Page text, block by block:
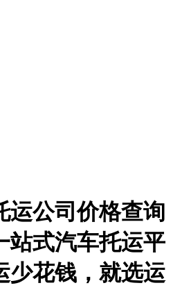
运公司价格查询
站式汽车托运平
少花钱，就选运